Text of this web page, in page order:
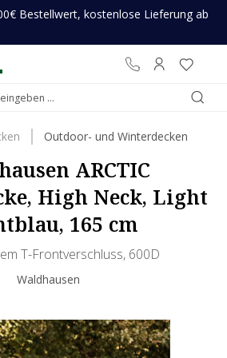
Bestellwert, kostenlose Lieferung ab
Outdoor- und Winterdecken
ARCTIC
High Neck, Light
165 cm
T-Frontverschluss, 600D
Waldhausen